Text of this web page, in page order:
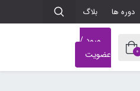
دوره ها بلاگ
0
ورود /
عضویت